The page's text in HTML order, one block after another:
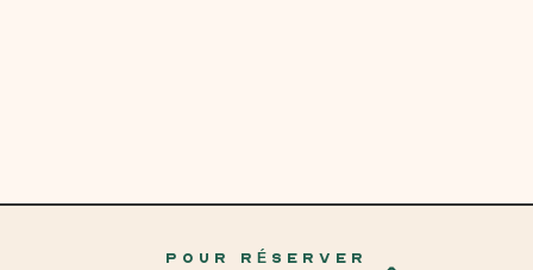
POUR RÉSERVER